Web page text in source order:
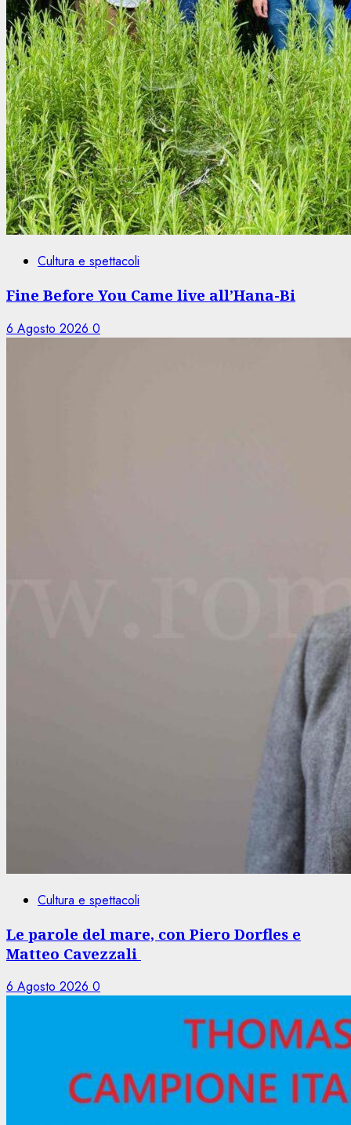
Cultura e spettacoli
Fine Before You Came live all’Hana-Bi
6 Agosto 2026 0
Cultura e spettacoli
Le parole del mare, con Piero Dorfles e
Matteo Cavezzali
6 Agosto 2026 0